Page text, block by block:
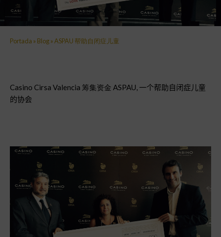
Portada » Blog»ASPAU 帮助自闭​​症儿童
Casino Cirsa Valencia 筹集资金 ASPAU,一个帮助自闭症儿童
的协会